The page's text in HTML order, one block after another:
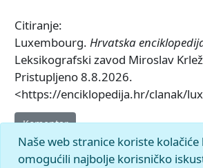
Citiranje:
Luxembourg. Hrvatska
Leksikografski zavod Miroslav
Pristupljeno 8.8.2026.
<https://enciklopedija.hr/clanak/
Komentar
Naše web stranice koriste kolačiće
omogućili najbolje korisničko